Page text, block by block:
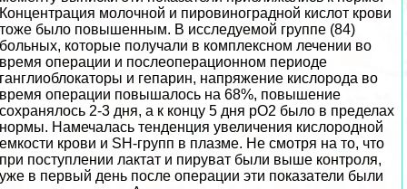
Концентрация молочной и пировиноградной кислот крови
тоже было повышенным. В исследуемой группе (84)
больных, которые получали в комплексном лечении во
время операции и послеоперационном периоде
ганглиоблокаторы и гепарин, напряжение кислорода во
время операции повышалось на 68%, повышение
сохранялось 2-3 дня, а к концу 5 дня рО2 было в пределах
нормы. Намечалась тенденция увеличения кислородной
емкости крови и SH-групп в плазме. Не смотря на то, что
при поступлении лактат и пируват были выше контроля,
уже в первый день после операции эти показатели были